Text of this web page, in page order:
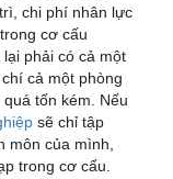
chi phí nhân lực
cơ cấu
phải có cả một
cả một phòng
tốn kém. Nếu
sẽ chỉ tập
môn của mình,
trong cơ cấu.